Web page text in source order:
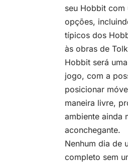
seu Hobbit com
opções,
típicos dos
às obras de
Hobbit será
jogo, com a
posicionar
maneira livre,
ambiente ainda
aconchegante.
Nenhum dia de
completo sem